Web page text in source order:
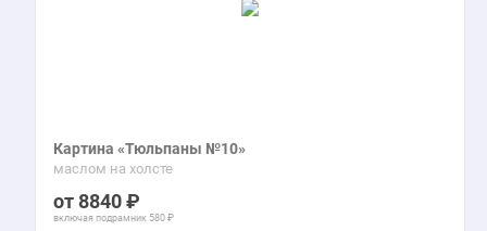
Картина «Тюльпаны №10»
маслом на холсте
8840
включая подрамник 580